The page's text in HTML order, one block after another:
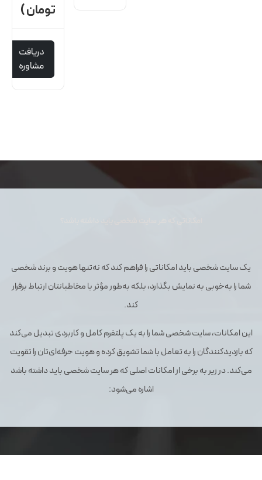
تومان )
دریافت
مشاوره
یک سایت شخصی باید امکاناتی را فراهم کند که نه‌تنها هویت و برند شخصی
شما را به‌خوبی به نمایش بگذارد، بلکه به‌طور مؤثر با مخاطبانتان ارتباط برقرار
کند.
این امکانات، سایت شخصی شما را به یک پلتفرم کامل و کاربردی تبدیل می‌کند
که بازدیدکنندگان را به تعامل با شما تشویق کرده و هویت حرفه‌ای‌تان را تقویت
می‌کند. در زیر به برخی از امکانات اصلی که هر سایت شخصی باید داشته باشد
اشاره می‌شود: